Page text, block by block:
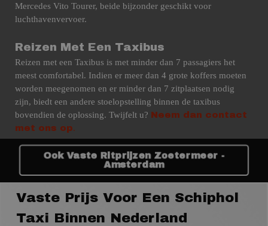
Mercedes Vito Tourer, beide bijzonder geschikt voor
luchthavenvervoer.
Reizen Met Een Taxibus
Reizen met een Taxibus is met minder dan 7 passagiers het
meest comfortabel. Indien er meer dan 4 grote koffers moeten
worden meegenomen en er minder dan 7 zitplaatsen nodig
zijn, biedt een andere stoelopstelling binnen de taxibus
bovendien de oplossing. Twijfelt u? Neem dan contact
met ons op.
Ook Vaste Ritprijzen Zoetermeer -
Amsterdam
Vaste Prijs Voor Een Schiphol
Taxi Binnen Nederland